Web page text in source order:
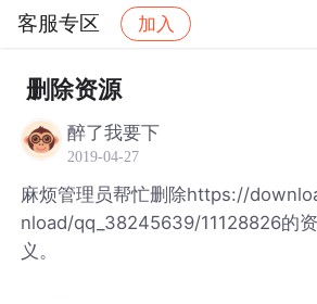
客服专区 加入
社区 客服专区
删除资源
醉了我要下
2019-04-27
麻烦管理员帮忙删除https://
nload/qq_38245639/11128826的
义。